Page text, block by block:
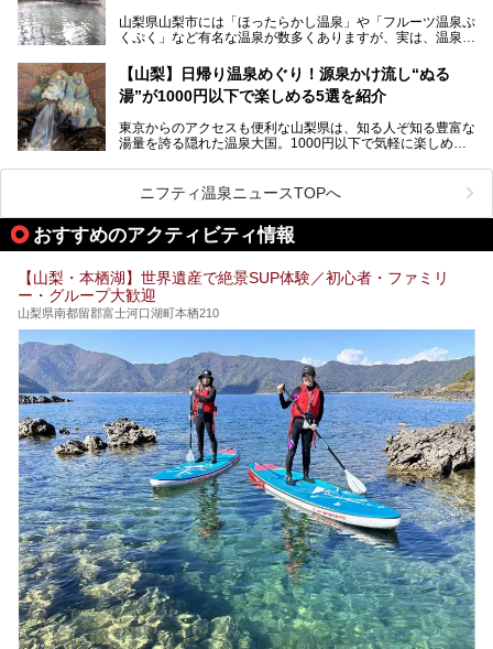
室や無料朝食などをご紹介。温泉通が口を揃えて絶賛する神
コスパ宿の全貌を徹底解説します！
ぴあ」の魅力をご紹介します。
提供元：株式会社湯ーとぴあ【PR】
この記事は株式会社湯ーとぴあのPRレポート記事です。
山梨県山梨市には「ほったらかし温泉」や「フルーツ温泉ぷ
くぷく」など有名な温泉が数多くありますが、実は、温泉マ
です。今回紹介する「はやぶさ温泉」も、そのひとつ。温泉
はもちろん、絶景や地元食材を活かしたグルメも堪能できま
す。
します。
【山梨】日帰り温泉めぐり！源泉かけ流し“ぬる
湯”が1000円以下で楽しめる5選を紹介
東京からのアクセスも便利な山梨県は、知る人ぞ知る豊富な
湯量を誇る隠れた温泉大国。1000円以下で気軽に楽しめ
も、これからの季節に嬉しい、じんわりと体の芯まで温ま
る“ぬる湯”が豊富なのも魅力。今回は、湯質も抜群で心ゆく
までリラックスできる山梨のお得な日帰り温泉を、実際体験
した感想と共に紹介します。
※ぬる湯とは35℃～39℃程度の体温に近いぬるめ温泉のこ
ニフティ温泉ニュースTOPへ
おすすめのアクティビティ情報
【山梨・本栖湖】世界遺産で絶景SUP体験／初心者・ファミリ
ー・グループ大歓迎
山梨県南都留郡富士河口湖町本栖210